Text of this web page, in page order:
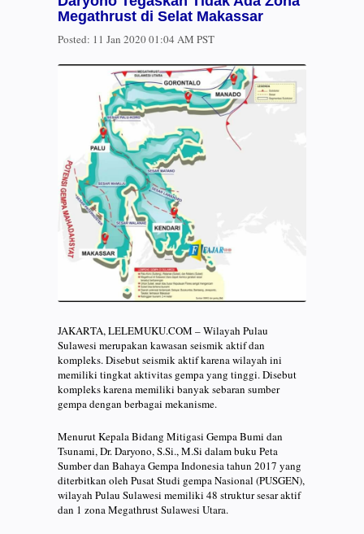
Megathrust di Selat Makassar
Posted: 11 Jan 2020 01:04 AM PST
JAKARTA, LELEMUKU.COM – Wilayah Pulau
Sulawesi merupakan kawasan seismik aktif dan
kompleks. Disebut seismik aktif karena wilayah ini
memiliki tingkat aktivitas gempa yang tinggi. Disebut
kompleks karena memiliki banyak sebaran sumber
gempa dengan berbagai mekanisme.
Menurut Kepala Bidang Mitigasi Gempa Bumi dan
Tsunami, Dr. Daryono, S.Si., M.Si dalam buku Peta
Sumber dan Bahaya Gempa Indonesia tahun 2017 yang
diterbitkan oleh Pusat Studi gempa Nasional (PUSGEN),
wilayah Pulau Sulawesi memiliki 48 struktur sesar aktif
dan 1 zona Megathrust Sulawesi Utara.